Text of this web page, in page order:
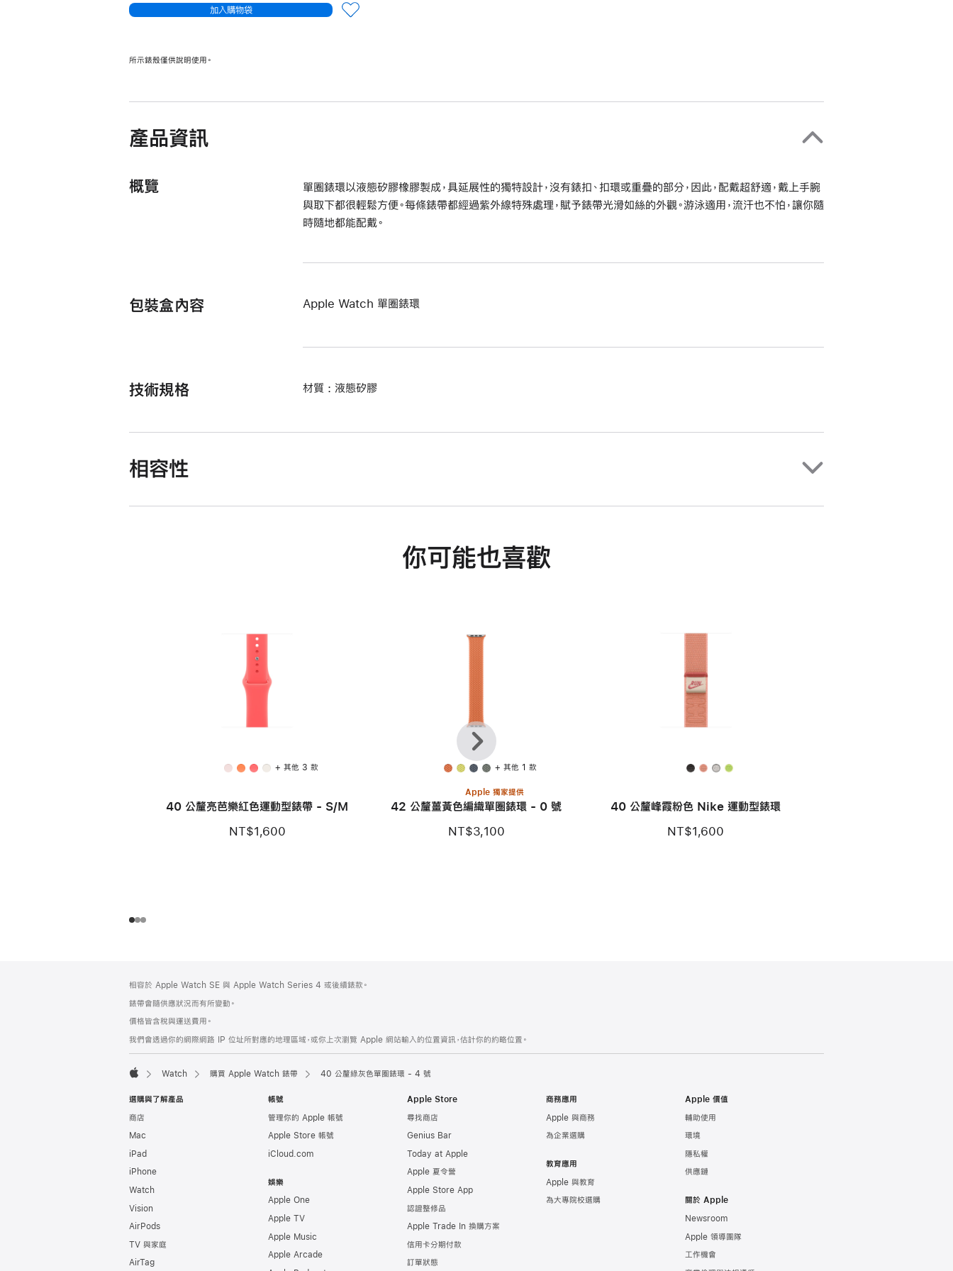
加入購物袋
所示錶殼僅供說明使用。
產品資訊
概覽
單圈錶環以液態矽膠橡膠製成，具延展性的獨特設計，沒有錶扣、扣環或重疊的部分，因此，配戴超舒適，戴上手腕
與取下都很輕鬆方便。每條錶帶都經過紫外線特殊處理，賦予錶帶光滑如絲的外觀。游泳適用，流汗也不怕，讓你隨
時隨地都能配戴。
包裝盒內容 Apple Watch 單圈錶環
技術規格 材質 : 液態矽膠
相容性
你可能也喜歡
+ 其他 3 款
40 公釐亮芭樂紅色運動型錶帶 - S/M
NT$1,600
+ 其他 1 款
Apple 獨家提供
42 公釐薑黃色編織單圈錶環 - 0 號
NT$3,100
40 公釐峰霞粉色 Nike 運動型錶環
NT$1,600
上
一
個
下
一
步
腳
腳
相容於 Apple Watch SE 與 Apple Watch Series 4 或後續錶款。
錶帶會隨供應狀況而有所變動。
價格皆含稅與運送費用。
我們會透過你的網際網路 IP 位址所對應的地理區域，或你上次瀏覽 Apple 網站輸入的位置資訊，估計你的約略位置。
Watch 購買 Apple Watch 錶帶 40 公釐綠灰色單圈錶環 - 4 號
選購與了解產品
商店
Mac
iPad
iPhone
Watch
Vision
AirPods
TV 與家庭
AirTag
帳號
管理你的 Apple 帳號
Apple Store 帳號
iCloud.com
娛樂
Apple One
Apple TV
Apple Music
Apple Arcade
Apple Store
尋找商店
Genius Bar
Today at Apple
Apple 夏令營
Apple Store App
認證整修品
Apple Trade In 換購方案
信用卡分期付款
訂單狀態
商務應用
Apple 與商務
為企業選購
教育應用
Apple 與教育
為大專院校選購
Apple 價值
輔助使用
環境
隱私權
供應鏈
關於 Apple
Newsroom
Apple 領導團隊
工作機會